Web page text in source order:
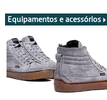
Equipamentos e acessórios